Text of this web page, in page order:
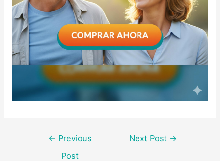
Post
navigation
← Previous
Post
Next Post →